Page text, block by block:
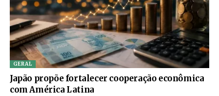
GERAL
Japão propõe fortalecer cooperação econômica
com América Latina